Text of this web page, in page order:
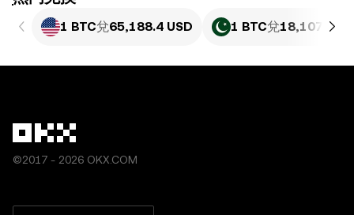
1 BTC兌65,188.4 USD 1 BTC兌
©2017 - 2026 OKX.COM